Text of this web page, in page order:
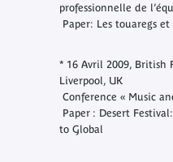
professionnelle de
Paper: Les touaregs
* 16 Avril 2009, British
Liverpool, UK
Conference « Music
Paper : Desert
to Global